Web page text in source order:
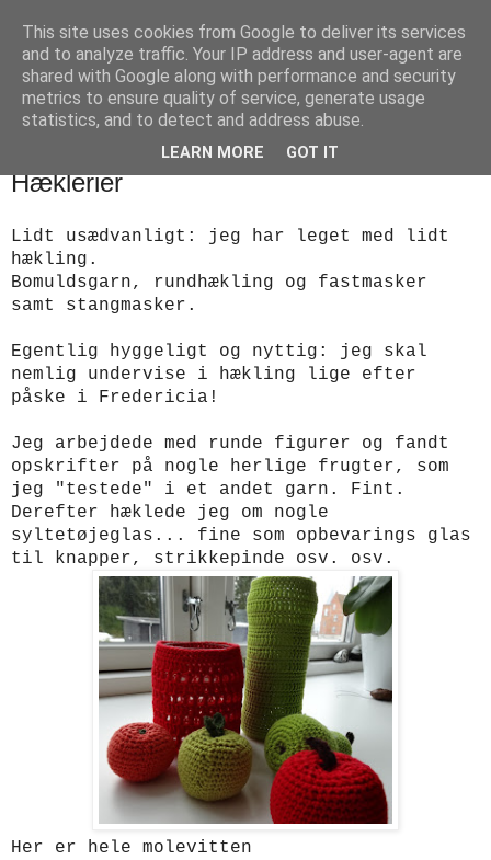
designstrik.dk
.... en side om en yndlingsbeskæftigelse: håndstrik
mandag den 25. marts 2013
Hæklerier
Lidt usædvanligt: jeg har leget med lidt
hækling.
Bomuldsgarn, rundhækling og fastmasker
samt stangmasker.
Egentlig hyggeligt og nyttig: jeg skal
nemlig undervise i hækling lige efter
påske i Fredericia!
Jeg arbejdede med runde figurer og fandt
opskrifter på nogle herlige frugter, som
jeg "testede" i et andet garn. Fint.
Derefter hæklede jeg om nogle
syltetøjeglas... fine som opbevarings glas
til knapper, strikkepinde osv. osv.
Her er hele molevitten
This site uses cookies from Google to deliver its services
and to analyze traffic. Your IP address and user-agent are
shared with Google along with performance and security
metrics to ensure quality of service, generate usage
statistics, and to detect and address abuse.
LEARN MORE GOT IT